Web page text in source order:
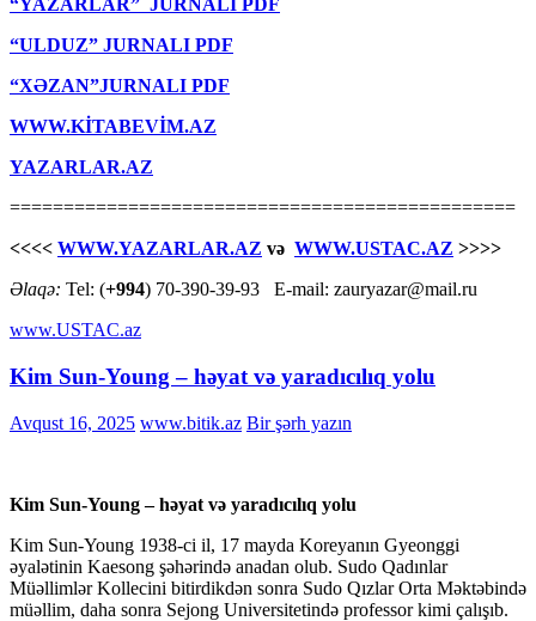
“YAZARLAR” JURNALI PDF
“ULDUZ” JURNALI PDF
“XƏZAN”JURNALI PDF
WWW.KİTABEVİM.AZ
YAZARLAR.AZ
===============================================
<<<< WWW.YAZARLAR.AZ və WWW.USTAC.AZ >>>>
Əlaqə: Tel: (+994) 70-390-39-93 E-mail: zauryazar@mail.ru
www.USTAC.az
Kim Sun-Young – həyat və yaradıcılıq yolu
Avqust 16, 2025 www.bitik.az Bir şərh yazın
Kim Sun-Young – həyat və yaradıcılıq yolu
Kim Sun-Young 1938-ci il, 17 mayda Koreyanın Gyeonggi
əyalətinin Kaesong şəhərində anadan olub. Sudo Qadınlar
Müəllimlər Kollecini bitirdikdən sonra Sudo Qızlar Orta Məktəbində
müəllim, daha sonra Sejong Universitetində professor kimi çalışıb.